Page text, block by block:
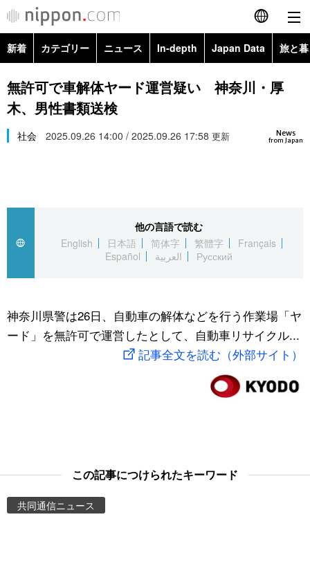
English
简体字
Русский
カテゴリー
経済・ビジネス
国際
文化
トップ
アーカイブ
In-depth
Japan Data
動画/Live
新着 カテゴリー ニュース In-depth Japan Data 旅と
政治・外交
経済・ビジネス
スポーツ・東京2020
Topics
無許可で車解体ヤード運営疑い 神奈川・厚
木、男性書類送検
News
from Japan
社会 2025.09.26 14:00 / 2025.09.26 17:58 更新
他の言語で読む
English
日本語 简体字 繁體字
Français
Español
العربية Русский
神奈川県警は26日、自動車の解体などを行う作業場「ヤ
ード」を無許可で運営したとして、自動車リサイクル...
記事全文を読む（外部サイト）
この記事につけられたキーワード
共同通信ニュース